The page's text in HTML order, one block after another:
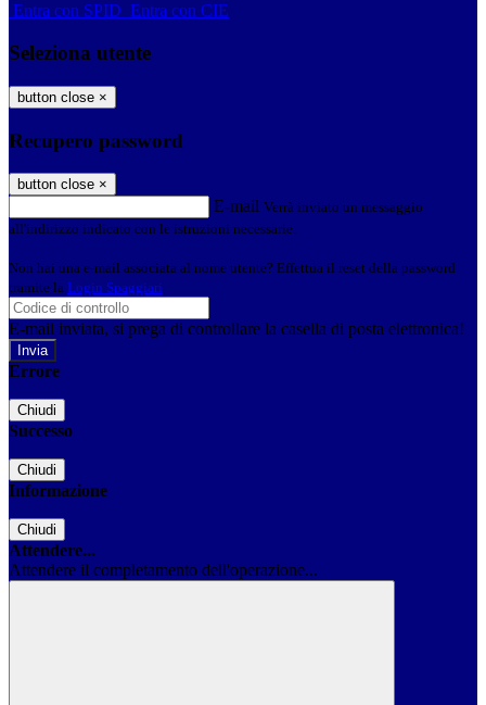
Entra con SPID Entra con CIE
Seleziona utente
button close ×
Recupero password
button close ×
E-mail Verrà inviato un messaggio
all'indirizzo indicato con le istruzioni necessarie.
Non hai una e-mail associata al nome utente? Effettua il reset della password
tramite la Login Spaggiari
E-mail inviata, si prega di controllare la casella di posta elettronica!
Errore
Chiudi
Successo
Chiudi
Informazione
Chiudi
Attendere...
Attendere il completamento dell'operazione...